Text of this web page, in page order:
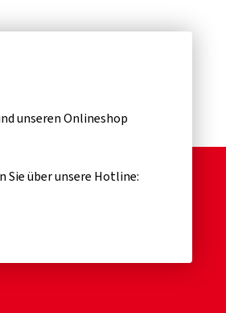
unseren Onlineshop
über unsere Hotline: